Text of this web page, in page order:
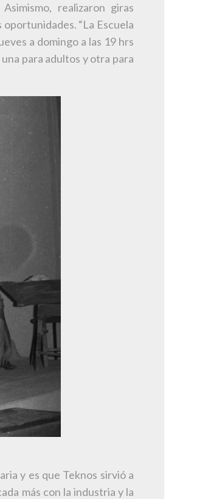
realizaron giras
“La Escuela
a domingo a las 19 hrs
para adultos y otra para
y es que Teknos sirvió a
más con la industria y la